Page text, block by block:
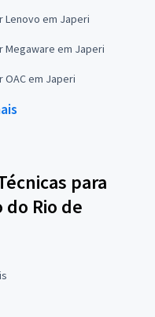
Lenovo em Japeri
Megaware em Japeri
em Japeri
para
Rio de